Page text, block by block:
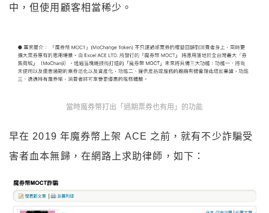
中，但使用顧客相當稀少。
當時魔券幣打出「過期票券也有用」的功能
早在 2019 年魔券幣上架 ACE 之前，就有不少詐騙受
害者血本無歸，在網路上求助律師，如下：